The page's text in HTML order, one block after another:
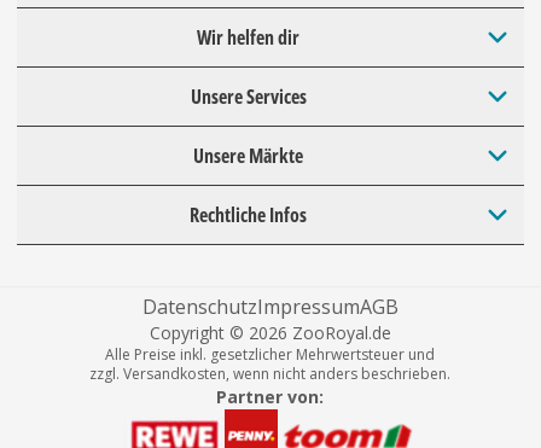
Wir helfen dir
Unsere Services
Unsere Märkte
Rechtliche Infos
DatenschutzImpressumAGB
Copyright © 2026 ZooRoyal.de
Alle Preise inkl. gesetzlicher Mehrwertsteuer und
zzgl. Versandkosten, wenn nicht anders beschrieben.
Partner von: